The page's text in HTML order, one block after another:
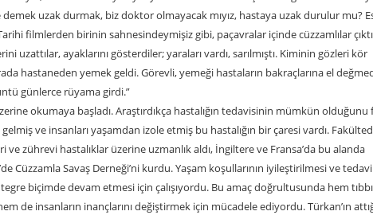
uzak durmak, biz doktor olmayacak mıyız, hastaya uzak durulur mu?
filmlerden birinin sahnesindeymişiz gibi, paçavralar içinde cüzzamlılar
uzattılar, ayaklarını gösterdiler; yaraları vardı, sarılmıştı. Kiminin gözleri kör
hastaneden yemek geldi. Görevli, yemeği hastaların bakraçlarına el
günlerce rüyama girdi.”
okumaya başladı. Araştırdıkça hastalığın tedavisinin mümkün olduğunu
ve insanları yaşamdan izole etmiş bu hastalığın bir çaresi vardı.
zührevi hastalıklar üzerine uzmanlık aldı, İngiltere ve Fransa’da bu alanda
Cüzzamla Savaş Derneği’ni kurdu. Yaşam koşullarının iyileştirilmesi ve
biçimde devam etmesi için çalışıyordu. Bu amaç doğrultusunda hem
de insanların inançlarını değiştirmek için mücadele ediyordu. Türkan’ın